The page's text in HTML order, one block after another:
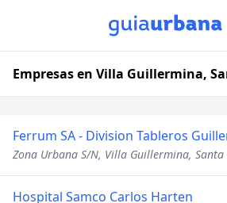
Empresas en Villa Guillermina,
Ferrum SA - Division Tableros
Zona Urbana S/N, Villa Guillermina, Santa
Hospital Samco Carlos Harten